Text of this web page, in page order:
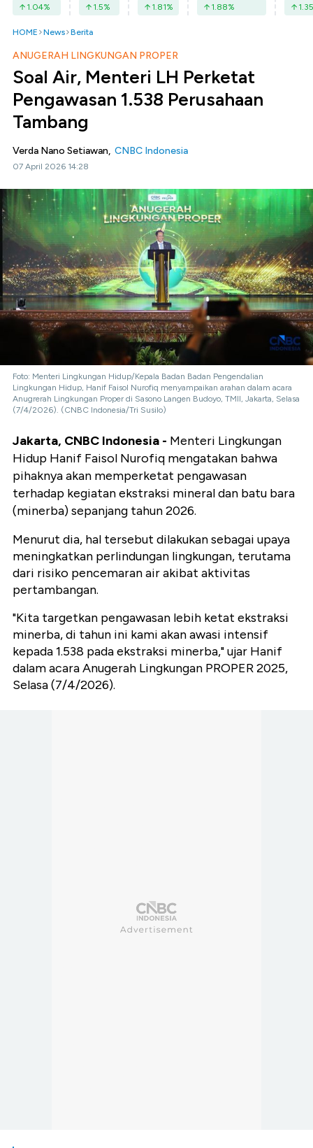
1.04% 1.5% 1.81% 1.88% 1.35
HOME News Berita
ANUGERAH LINGKUNGAN PROPER
Soal Air, Menteri LH Perketat
Pengawasan 1.538 Perusahaan
Tambang
Verda Nano Setiawan, CNBC Indonesia
07 April 2026 14:28
Foto: Menteri Lingkungan Hidup/Kepala Badan Badan Pengendalian
Lingkungan Hidup, Hanif Faisol Nurofiq menyampaikan arahan dalam acara
Anugrerah Lingkungan Proper di Sasono Langen Budoyo, TMII, Jakarta, Selasa
(7/4/2026). (CNBC Indonesia/Tri Susilo)
Jakarta, CNBC Indonesia - Menteri Lingkungan
Hidup Hanif Faisol Nurofiq mengatakan bahwa
pihaknya akan memperketat pengawasan
terhadap kegiatan ekstraksi mineral dan batu bara
(minerba) sepanjang tahun 2026.
Menurut dia, hal tersebut dilakukan sebagai upaya
meningkatkan perlindungan lingkungan, terutama
dari risiko pencemaran air akibat aktivitas
pertambangan.
"Kita targetkan pengawasan lebih ketat ekstraksi
minerba, di tahun ini kami akan awasi intensif
kepada 1.538 pada ekstraksi minerba," ujar Hanif
dalam acara Anugerah Lingkungan PROPER 2025,
Selasa (7/4/2026).